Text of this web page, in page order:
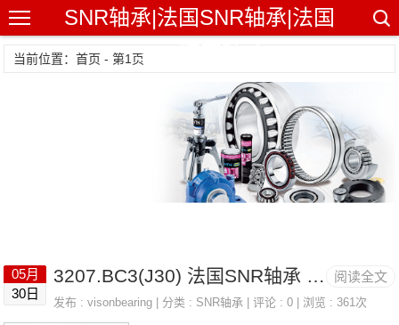
SNR轴承|法国SNR轴承|法国
SNR精密轴承
当前位置：首页 - 第1页
阅读全文
05月
30日
3207.BC3(J30) 法国SNR轴承 22212.EMW33C4
发布 :visonbearing | 分类 : SNR轴承 | 评论 : 0 | 浏览 : 361次